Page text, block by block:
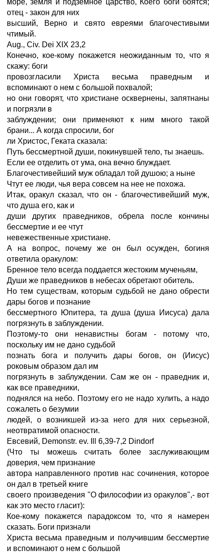
море, земля и подземное царство, Коего боги боятся;
отец - закон для них
высший, Верно и свято евреями благочестивыми
чтимый.
Aug., Civ. Dei XIX 23,2
Конечно, кое-кому покажется неожиданным то, что я
скажу: боги
провозгласили Христа весьма праведным и
вспоминают о нем с большой похвалой;
но они говорят, что христиане осквернены, запятнаны
и погрязли в
заблуждении; они применяют к ним много такой
брани... А когда спросили, бог
ли Христос, Геката сказала:
Путь бессмертной души, покинувшей тело, ты знаешь.
Если ее отделить от ума, она вечно блуждает.
Благочестивейший муж обладал той душою; а ныне
Чтут ее люди, чья вера совсем на нее не похожа.
Итак, оракул сказал, что он - благочестивейший муж,
что душа его, как и
души других праведников, обрела после кончины
бессмертие и ее чтут
невежественные христиане.
А на вопрос, почему же он был осужден, богиня
ответила оракулом:
Бренное тело всегда поддается жестоким мученьям,
Души же праведников в небесах обретают обитель.
Но тем существам, которым судьбой не дано обрести
дары богов и познание
бессмертного Юпитера, та душа (душа Иисуса) дала
погрязнуть в заблуждении.
Поэтому-то они ненавистны богам - потому что,
поскольку им не дано судьбой
познать бога и получить дары богов, он (Иисус)
роковым образом дал им
погрязнуть в заблуждении. Сам же он - праведник и,
как все праведники,
поднялся на небо. Поэтому его не надо хулить, а надо
сожалеть о безумии
людей, о возникшей из-за него для них серьезной,
неотвратимой опасности.
Евсевий, Demonstr. ev. Ill 6,39-7,2 Dindorf
(Что ты можешь считать более заслуживающим
доверия, чем признание
автора направленного против нас сочинения, которое
он дал в третьей книге
своего произведения "О философии из оракулов",- вот
как это место гласит):
Кое-кому покажется парадоксом то, что я намерен
сказать. Боги признали
Христа весьма праведным и получившим бессмертие
и вспоминают о нем с большой